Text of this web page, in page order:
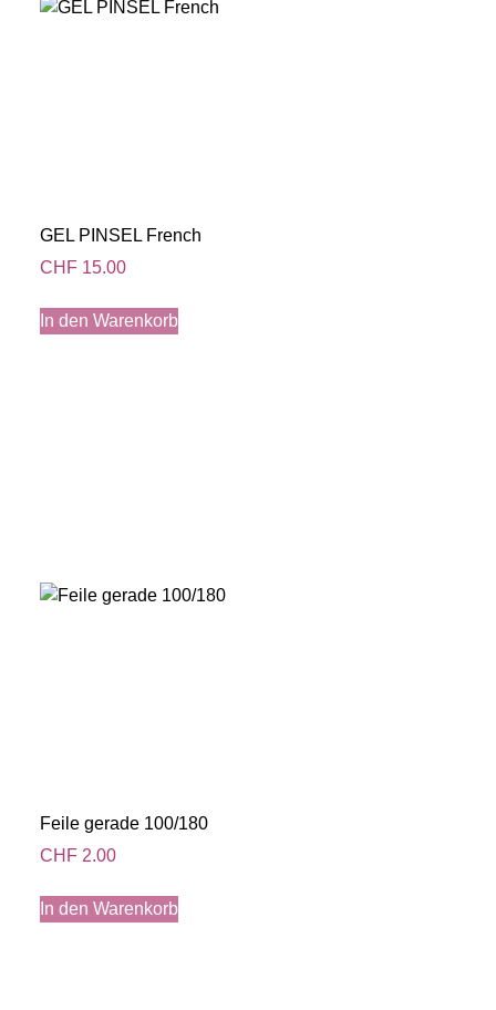
GEL PINSEL French
CHF 15.00
In den Warenkorb
Feile gerade 100/180
CHF 2.00
In den Warenkorb